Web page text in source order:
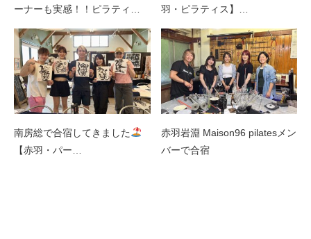
ーナーも実感！！ピラティ…
羽・ピラティス】…
南房総で合宿してきました
【赤羽・パー…
赤羽岩淵 Maison96 pilatesメン
バーで合宿